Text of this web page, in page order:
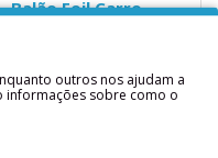
Balão Foil Carro
cm..
outros nos ajudam a
informações sobre como o